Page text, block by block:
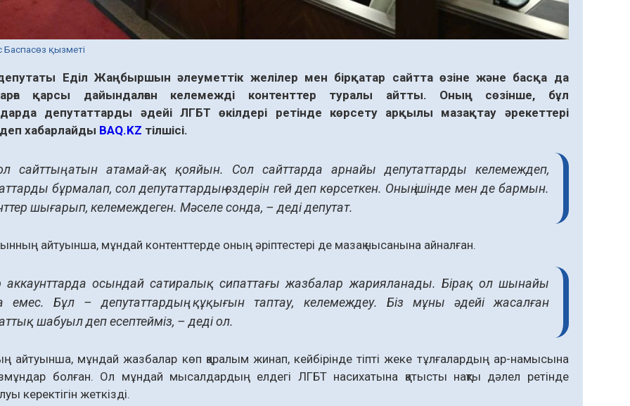
Баспасөз қызметі
Еділ Жаңбыршын әлеуметтік желілер мен бірқатар сайтта өзіне және басқа да
қарсы дайындалған келемежді контенттер туралы айтты. Оның сөзінше, бұл
депутаттарды әдейі ЛГБТ өкілдері ретінде көрсету арқылы мазақтау әрекеттері
деп хабарлайды BAQ.KZ тілшісі.
сайттың атын атамай-ақ қояйын. Сол сайттарда арнайы депутаттарды келемеждеп,
бұрмалап, сол депутаттардың өздерін гей деп көрсеткен. Оның ішінде мен де бармын.
шығарып, келемеждеген. Мәселе сонда, – деді депутат.
айтуынша, мұндай контенттерде оның әріптестері де мазақ нысанына айналған.
аккаунттарда осындай сатиралық сипаттағы жазбалар жарияланады. Бірақ ол шынайы
емес. Бұл – депутаттардың құқығын таптау, келемеждеу. Біз мұны әдейі жасалған
шабуыл деп есептейміз, – деді ол.
айтуынша, мұндай жазбалар көп қаралым жинап, кейбірінде тіпті жеке тұлғалардың ар-намысына
болған. Ол мұндай мысалдардың елдегі ЛГБТ насихатына қатысты нақты дәлел ретінде
керектігін жеткізді.